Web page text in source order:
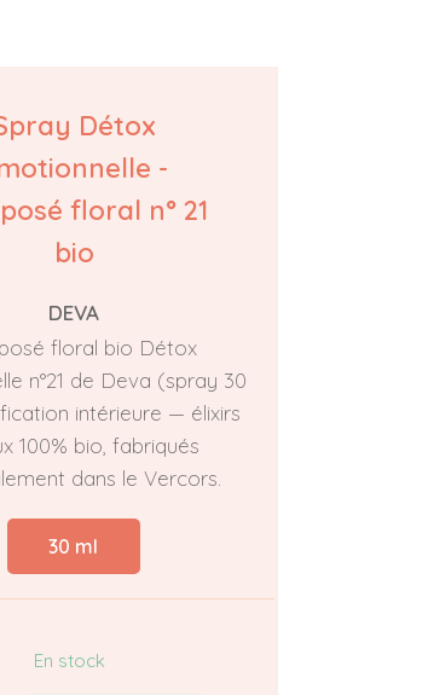
Détox
-
floral n° 21
bio
DEVA
floral bio Détox
n°21 de Deva (spray 30
intérieure — élixirs
100% bio, fabriqués
dans le Vercors.
30 ml
En stock